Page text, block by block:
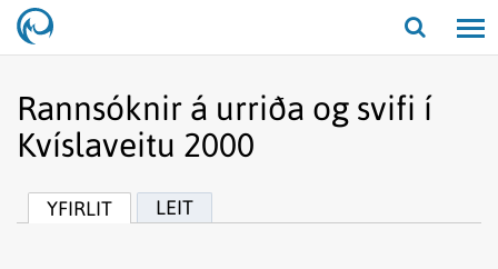
Opna/
Rannsóknir á urriða og svifi í
Kvíslaveitu 2000
YFIRLIT LEIT